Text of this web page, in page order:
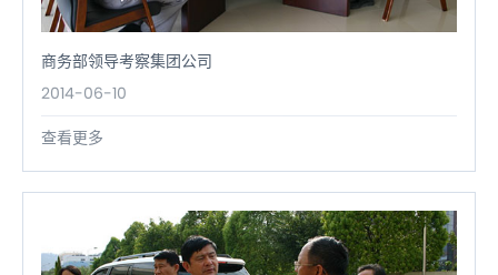
商务部领导考察集团公司
2014-06-10
查看更多